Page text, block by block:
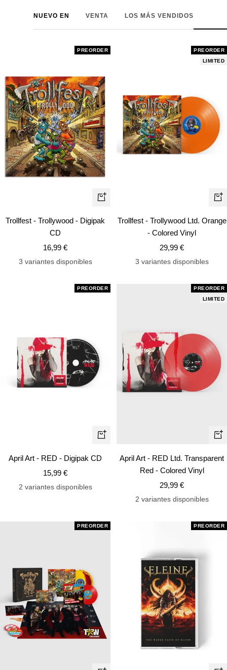
NUEVO EN VENTA LOS MÁS VENDIDOS
PREORDER
+
Trollfest - Trollywood - Digipak
CD
Precio
de
16,99 €
3 variantes disponibles
PREORDER
LIMITED
+
Trollfest - Trollywood Ltd. Orange
- Colored Vinyl
Precio
de
29,99 €
3 variantes disponibles
PREORDER
+
April Art - RED - Digipak CD
Precio
de
15,99 €
2 variantes disponibles
PREORDER
LIMITED
+
April Art - RED Ltd. Transparent
Red - Colored Vinyl
Precio
de
29,99 €
2 variantes disponibles
PREORDER PREORDER